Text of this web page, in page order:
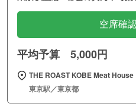
空席確
平均予算 5,000円
THE ROAST KOBE Meat House
東京駅／東京都